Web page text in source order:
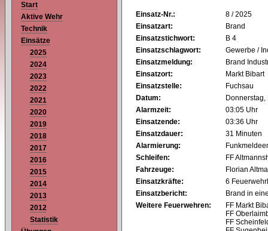
Start
Aktive Wehr
Technik
Einsätze
2025
2024
2023
2022
2021
2020
2019
2018
2017
2016
2015
2014
2013
2012
Statistik
Einsatz-Nr.:
8 / 2025
Einsatzart:
Brand
Einsatzstichwort:
B 4
Einsatzschlagwort:
Gewerbe /
Einsatzmeldung:
Brand
Einsatzort:
Markt Bibart
Einsatzstelle:
Fuchsau
Datum:
Alarmzeit:
03:05 Uhr
Einsatzende:
03:36 Uhr
Einsatzdauer:
31 Minuten
Alarmierung:
Schleifen:
FF
Fahrzeuge:
Florian
Einsatzkräfte:
6
Einsatzbericht:
Brand in
Weitere Feuerwehren:
FF Markt
FF
FF